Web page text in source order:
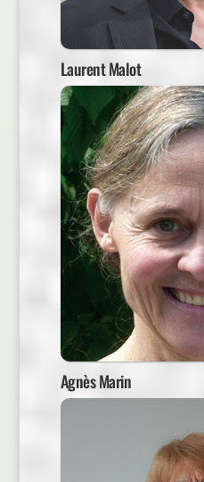
Laurent Malot
Agnès Marin